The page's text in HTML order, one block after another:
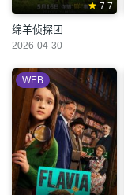
7.7
绵羊侦探团
2026-04-30
WEB